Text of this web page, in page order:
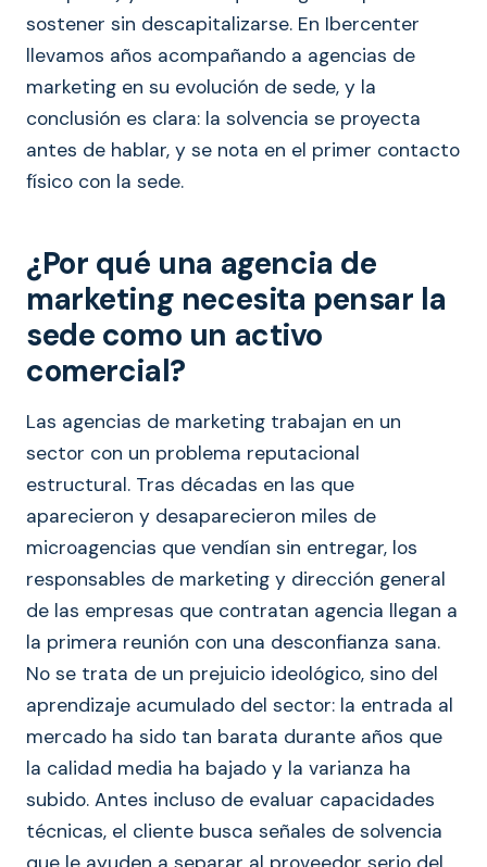
sostener sin descapitalizarse. En Ibercenter
llevamos años acompañando a agencias de
marketing en su evolución de sede, y la
conclusión es clara: la solvencia se proyecta
antes de hablar, y se nota en el primer contacto
físico con la sede.
¿Por qué una agencia de
marketing necesita pensar la
sede como un activo
comercial?
Las agencias de marketing trabajan en un
sector con un problema reputacional
estructural. Tras décadas en las que
aparecieron y desaparecieron miles de
microagencias que vendían sin entregar, los
responsables de marketing y dirección general
de las empresas que contratan agencia llegan a
la primera reunión con una desconfianza sana.
No se trata de un prejuicio ideológico, sino del
aprendizaje acumulado del sector: la entrada al
mercado ha sido tan barata durante años que
la calidad media ha bajado y la varianza ha
subido. Antes incluso de evaluar capacidades
técnicas, el cliente busca señales de solvencia